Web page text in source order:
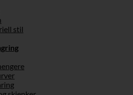
stil